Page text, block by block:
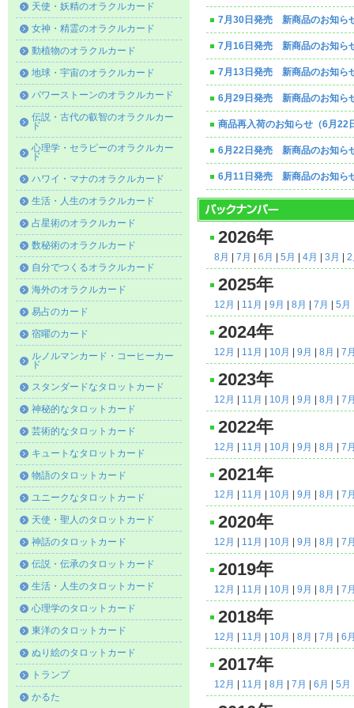
天使・妖精のオラクルカード
女神・精霊のオラクルカード
動植物のオラクルカード
地球・宇宙のオラクルカード
パワーストーンのオラクルカード
伝説・古代の叡智のオラクルカー
ド
心理学・セラピーのオラクルカー
ド
ハワイ・マナのオラクルカード
生活・人生のオラクルカード
占星術のオラクルカード
数秘術のオラクルカード
自分でつくるオラクルカード
海外のオラクルカード
易占のカード
宿曜のカード
ルノルマンカード・コーヒーカー
ド
スタンダードなタロットカード
神秘的なタロットカード
芸術的なタロットカード
キュートなタロットカード
物語のタロットカード
ユニークなタロットカード
天使・聖人のタロットカード
神話のタロットカード
伝説・伝承のタロットカード
生活・人生のタロットカード
心理学のタロットカード
東洋のタロットカード
ぬり絵のタロットカード
トランプ
かるた
7月30日発売 新商品のお知ら
7月16日発売 新商品のお知ら
7月13日発売 新商品のお知ら
6月29日発売 新商品のお知ら
商品再入荷のお知らせ（6月22
6月22日発売 新商品のお知ら
6月11日発売 新商品のお知ら
2026年
8月 7月 6月 5月 4月 3月 2
2025年
12月 11月 9月 8月 7月 5月
2024年
12月 11月 10月 9月 8月 7
2023年
12月 11月 10月 9月 8月 7
2022年
12月 11月 10月 9月 8月 7
2021年
12月 11月 10月 9月 8月 7
2020年
12月 11月 10月 9月 8月 7
2019年
12月 11月 10月 9月 8月 7
2018年
12月 11月 10月 8月 7月 6
2017年
12月 11月 8月 7月 6月 5月